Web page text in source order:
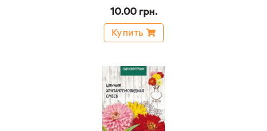
10.00 грн.
Купить